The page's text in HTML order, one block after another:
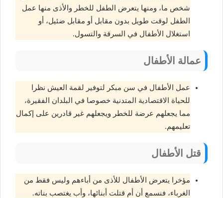
شخص ما، ومنها يتعرض الطفل للخطر والأذى منها عمل
الطفل لوقت طويل بدون مقابل أو مقابل ضئيل، أو
استغلال الأطفال في السرقة والتسول.
عمالة الأطفال
عمل الأطفال في سن مبكر لتوفير لقمة العيش نظرا
للحياة الاقتصادية المتدنية خصوصا في البلدان الفقيرة،
مما يجعلهم عرضة للخطر ويجعلهم غير قادرين على إكمال
تعليمهم.
قتل الأطفال
مؤخرا يتعرض الأطفال للأذى من أباءهم وليس فقط من
الغرباء، فنسمع أن أم قتلت أبنائها، وأب يغتصب بناته.